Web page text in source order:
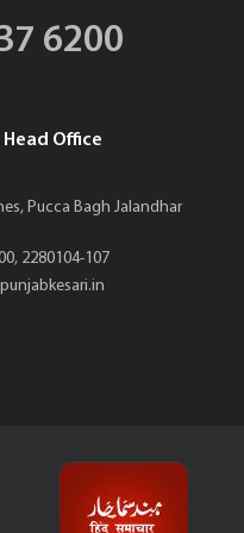
6200
Head Office
Pucca Bagh Jalandhar
2280104-107